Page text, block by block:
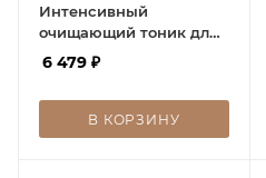
Интенсивный
очищающий тоник для
жирной кожи, Facial
6 479 ₽
В КОРЗИНУ